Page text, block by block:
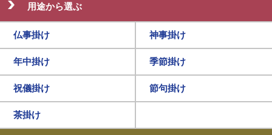
用途から選ぶ
仏事掛け 神事掛け
年中掛け 季節掛け
祝儀掛け 節句掛け
茶掛け